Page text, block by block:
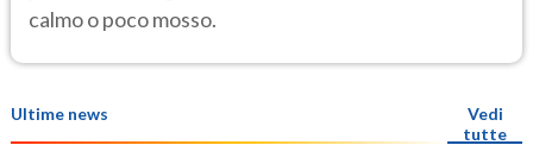
calmo o poco mosso.
Ultime news
Vedi
tutte